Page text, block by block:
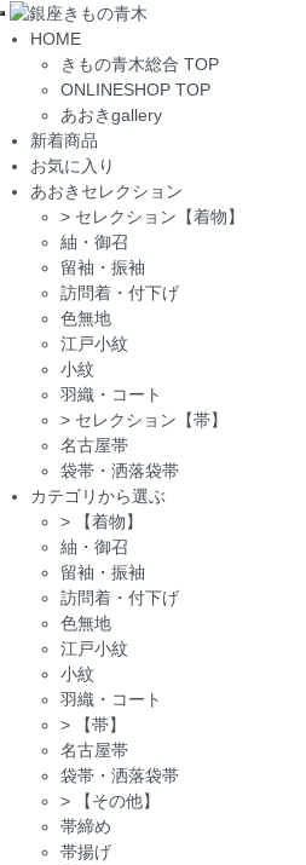
Toggle
navigation
HOME
きもの青木総合 TOP
ONLINESHOP TOP
あおきgallery
新着商品
お気に入り
あおきセレクション
> セレクション【着物】
紬・御召
留袖・振袖
訪問着・付下げ
色無地
江戸小紋
小紋
羽織・コート
> セレクション【帯】
名古屋帯
袋帯・洒落袋帯
カテゴリから選ぶ
>
【着物】
紬・御召
留袖・振袖
訪問着・付下げ
色無地
江戸小紋
小紋
羽織・コート
>
【帯】
名古屋帯
袋帯・洒落袋帯
>
【その他】
帯締め
帯揚げ